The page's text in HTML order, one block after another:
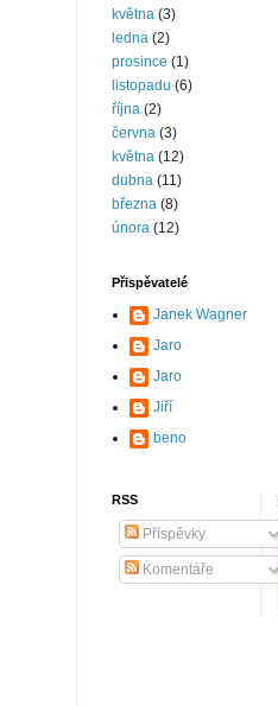
května (3)
ledna (2)
prosince (1)
listopadu (6)
října (2)
června (3)
května (12)
dubna (11)
března (8)
února (12)
Přispěvatelé
Janek Wagner
Jaro
Jaro
Jiří
beno
RSS
Příspěvky
Komentáře